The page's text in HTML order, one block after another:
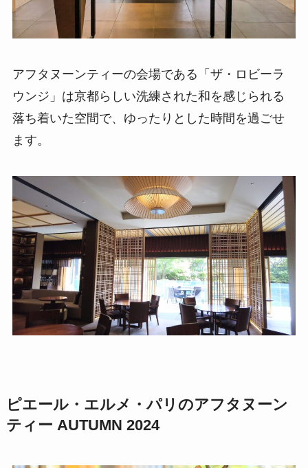
アフタヌーンティーの会場である「ザ・ロビーラ
ウンジ」は京都らしい洗練された和を感じられる
落ち着いた空間で、ゆったりとした時間を過ごせ
ます。
ピエール・エルメ・パリのアフタヌーン
ティー AUTUMN 2024